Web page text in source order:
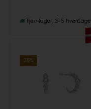
Fjernlager 3-5 hverdage
25%